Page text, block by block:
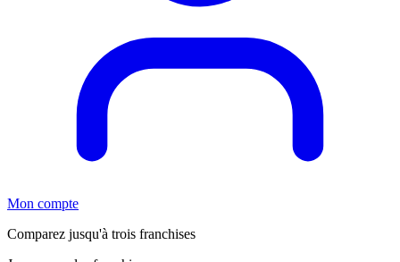
Mon compte
Comparez jusqu'à trois franchises